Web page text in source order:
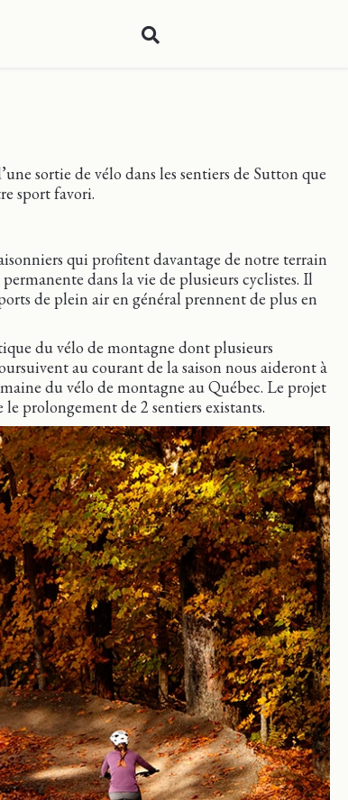
sortie de vélo dans les sentiers de Sutton que
sport favori.
qui profitent davantage de notre terrain
dans la vie de plusieurs cyclistes. Il
de plein air en général prennent de plus en
du vélo de montagne dont plusieurs
au courant de la saison nous aideront à
du vélo de montagne au Québec. Le projet
prolongement de 2 sentiers existants.